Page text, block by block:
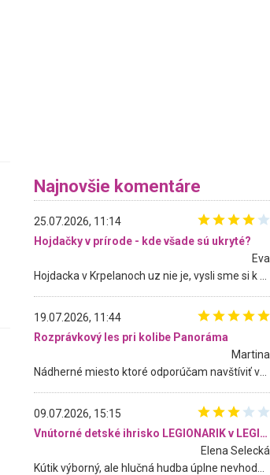
Najnovšie komentáre
25.07.2026, 11:14
Hojdačky v prírode - kde všade sú ukryté?
Eva
19.07.2026, 11:44
Rozprávkový les pri kolibe Panoráma
Martina
09.07.2026, 15:15
Vnútorné detské ihrisko LEGIONARIK v LEGIA Fitness
Elena Selecká